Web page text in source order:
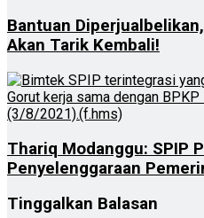
Bantuan
Akan Tarik Kembali!
Thariq Modanggu: SPIP
Penyelenggaraan
Tinggalkan Balasan